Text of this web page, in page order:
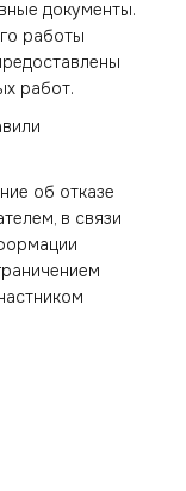
документы.
работы
работ.
об отказе
в связи